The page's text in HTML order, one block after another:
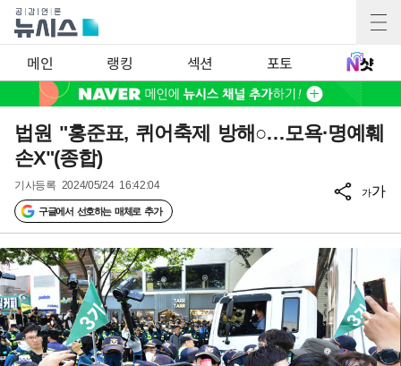
메인 랭킹 섹션 포토
법원 "홍준표, 퀴어축제 방해○…모욕·명예훼
손X"(종합)
기사등록 2024/05/24 16:42:04
구글에서 선호하는 매체로 추가
가가